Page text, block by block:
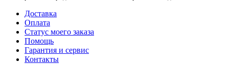
Доставка
Оплата
Статус моего заказа
Помощь
Гарантия и сервис
Контакты